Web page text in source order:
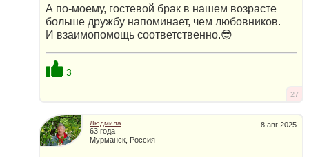
А по-моему, гостевой брак в нашем возрасте
больше дружбу напоминает, чем любовников.
И взаимопомощь соответственно.😎
3
27
8 авг 2025
Людмила
63 года
Мурманск, Россия